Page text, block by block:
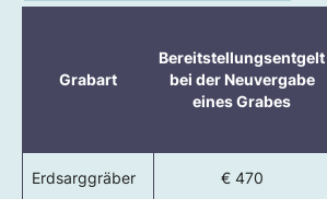
Grabart
Bereitstellungsentgelt
bei der Neuvergabe
eines Grabes
Erdsarggräber € 470